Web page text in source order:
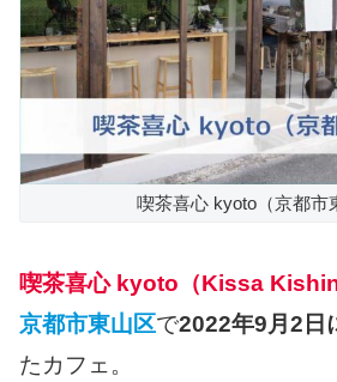
喫茶喜心 kyoto（京都市
喫茶喜心 kyoto（Kissa
京都市東山区で2022年9月2日
たカフェ。